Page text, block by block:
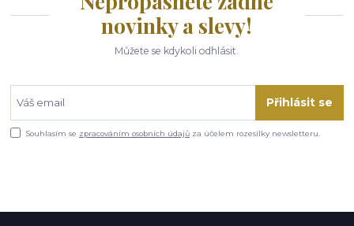
novinky a slevy!
Můžete se kdykoli odhlásit.
Přihlásit se
Souhlasím se zpracováním osobních údajů za účelem rozesílky newsletteru.